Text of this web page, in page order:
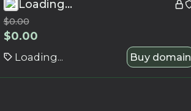
Loading...
$0.00
$0.00
Loading... Buy domain